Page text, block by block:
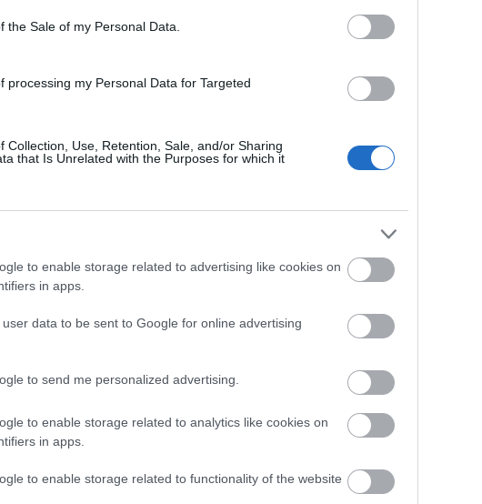
the Sale of my Personal Data.
processing my Personal Data for Targeted
Collection, Use, Retention, Sale, and/or Sharing
that Is Unrelated with the Purposes for which it
to enable storage related to advertising like cookies on
in apps.
data to be sent to Google for online advertising
to send me personalized advertising.
to enable storage related to analytics like cookies on
in apps.
to enable storage related to functionality of the website
Educational Training and
Bruno Mars
bűvös
Chiang Mai
Christian Kroll
Clubhouse
Corvinus Egyetem
CPU
crowdfounding
cybersecurity
deconstruction
Dennis Hong
front tape loading cassette
digitalistemahet.hu
bölcsészetdigitális család
digitális
kultúradigitális
munkaerődigitális
Digitális Oktatási Stratégia
Digitális Pedagógiai
Digitális
Digitális Témahét
dislike dislike mob